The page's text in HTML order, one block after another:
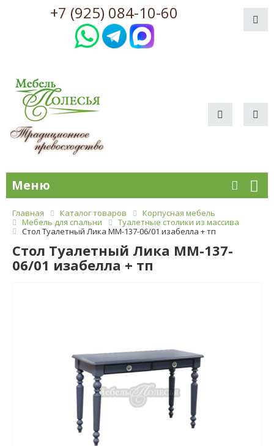
+7 (925) 084-10-60
Меню
Главная Каталог товаров
Корпусная мебель
Мебель для спальни
Туалетные столики из массива
Стол Туалетный Лика ММ-137-06/01 изабелла + тп
Стол Туалетный Лика ММ-137-
06/01 изабелла + тп